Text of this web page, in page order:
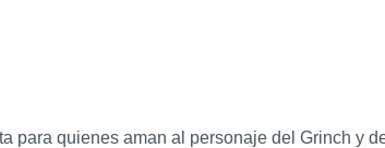
para quienes aman al personaje del Grinch y